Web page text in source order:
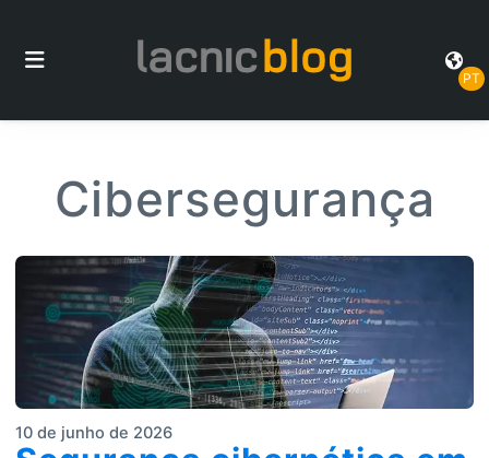
PT
Cibersegurança
10 de junho de 2026